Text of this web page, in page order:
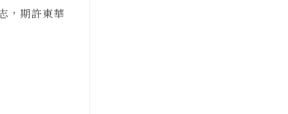
，期許東華